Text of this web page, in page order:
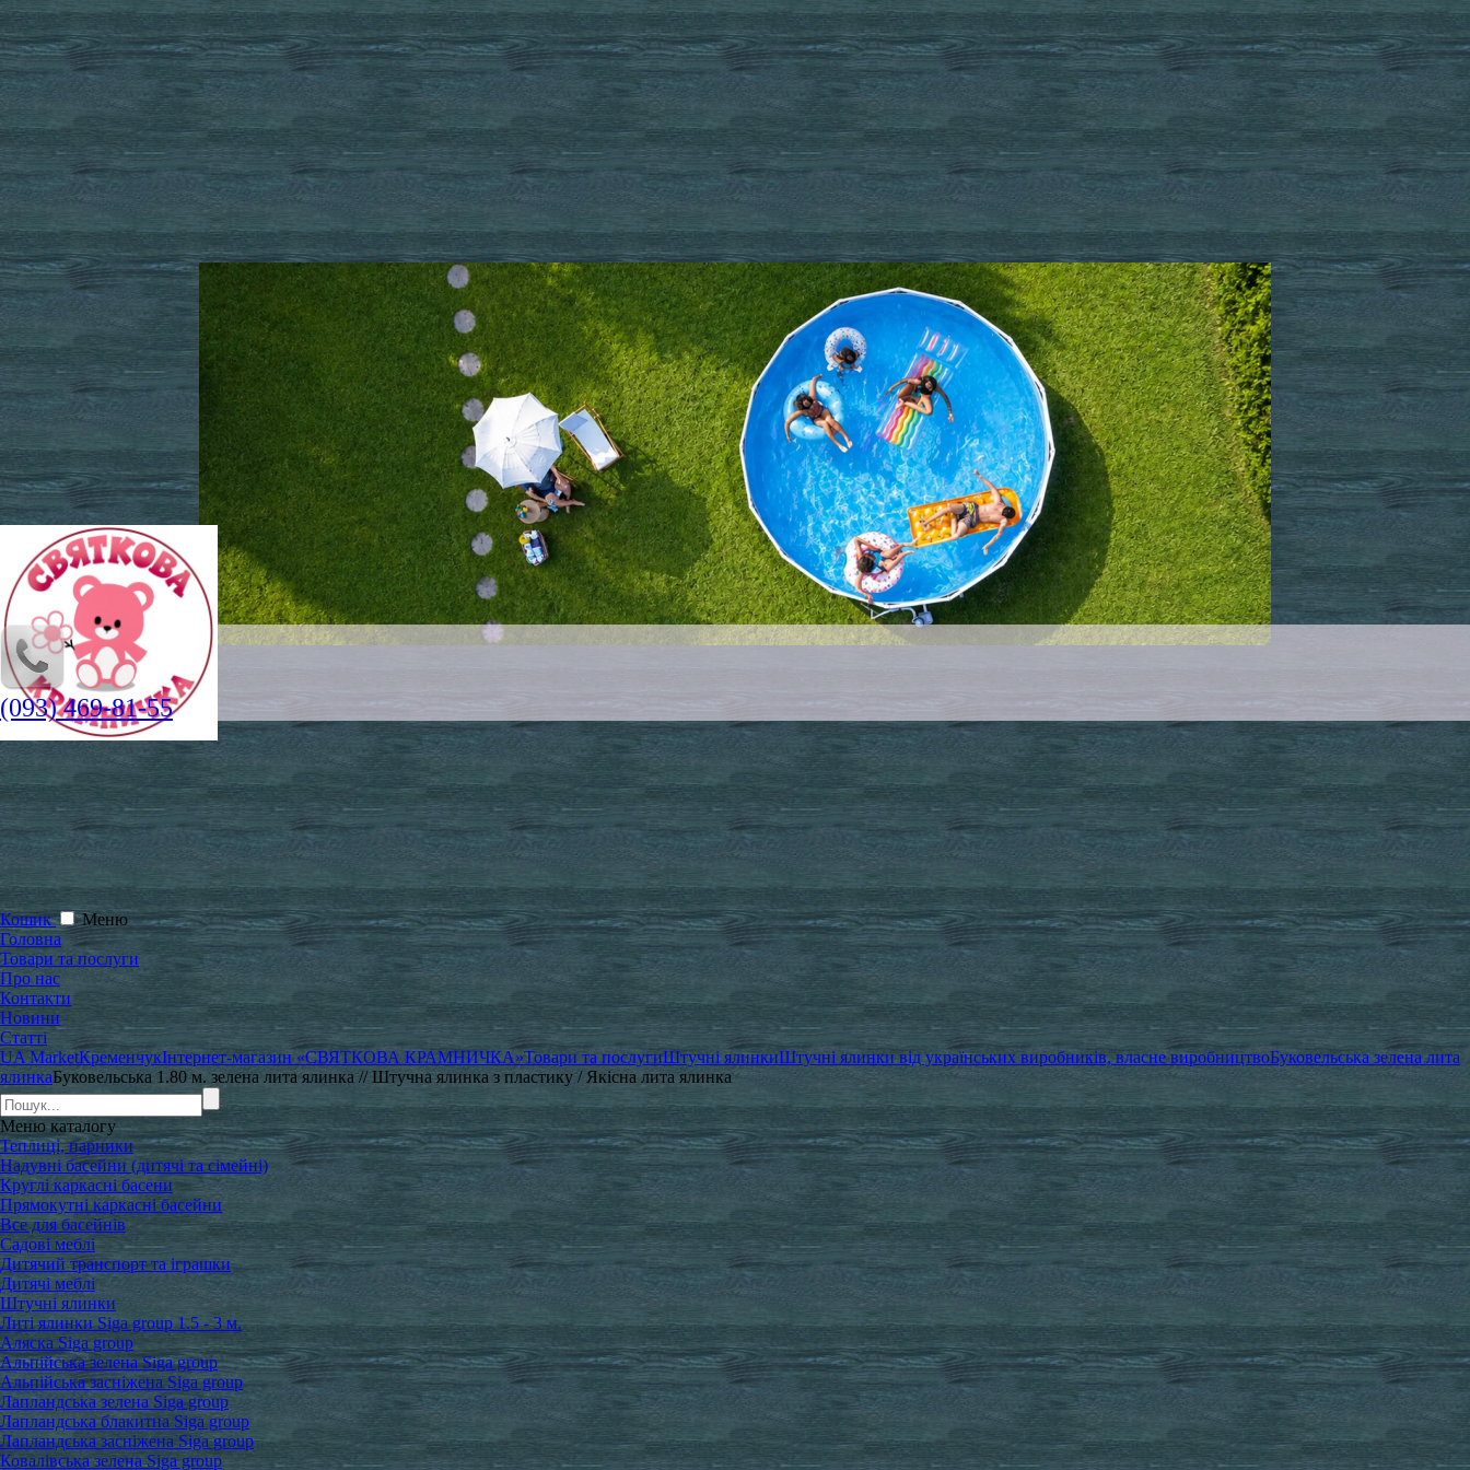
(093) 469-81-55
Кошик
Меню
Головна
Товари та послуги
Про нас
Контакти
Новини
Статті
UA MarketКременчукІнтернет-магазин «СВЯТКОВА КРАМНИЧКА»Товари та послугиШтучні ялинкиШтучні ялинки від українських виробників, власне виробництвоБуковельська зелена лита
ялинкаБуковельська 1.80 м. зелена лита ялинка // Штучна ялинка з пластику / Якісна лита ялинка
Меню каталогу
Теплиці, парники
Надувні басейни (дитячі та сімейні)
Круглі каркасні басени
Прямокутні каркасні басейни
Все для басейнів
Садові меблі
Дитячий транспорт та іграшки
Дитячі меблі
Штучні ялинки
Литі ялинки Siga group 1.5 - 3 м.
Аляска Siga group
Альпійська зелена Siga group
Альпійська засніжена Siga group
Лапландська зелена Siga group
Лапландська блакитна Siga group
Лапландська засніжена Siga group
Ковалівська зелена Siga group